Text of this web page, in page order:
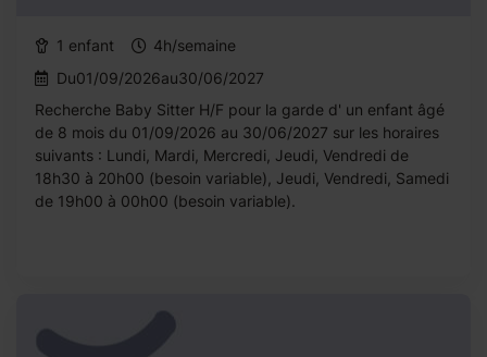
1 enfant
4h/semaine
Du01/09/2026au30/06/2027
Recherche Baby Sitter H/F pour la garde d' un enfant âgé
de 8 mois du 01/09/2026 au 30/06/2027 sur les horaires
suivants : Lundi, Mardi, Mercredi, Jeudi, Vendredi de
18h30 à 20h00 (besoin variable), Jeudi, Vendredi, Samedi
de 19h00 à 00h00 (besoin variable).